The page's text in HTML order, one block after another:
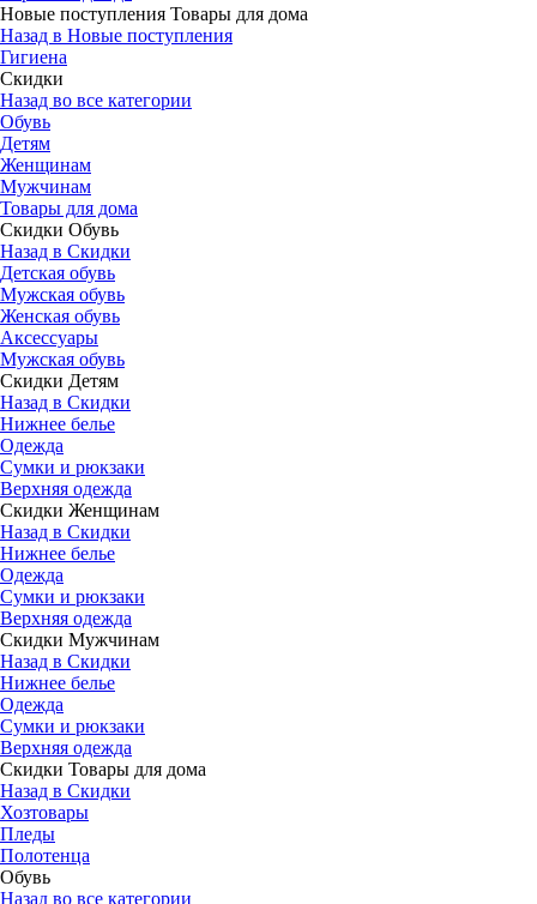
Новые поступления Товары для дома
Назад в Новые поступления
Гигиена
Скидки
Назад во все категории
Обувь
Детям
Женщинам
Мужчинам
Товары для дома
Скидки Обувь
Назад в Скидки
Детская обувь
Мужская обувь
Женская обувь
Аксессуары
Мужская обувь
Скидки Детям
Назад в Скидки
Нижнее белье
Одежда
Сумки и рюкзаки
Верхняя одежда
Скидки Женщинам
Назад в Скидки
Нижнее белье
Одежда
Сумки и рюкзаки
Верхняя одежда
Скидки Мужчинам
Назад в Скидки
Нижнее белье
Одежда
Сумки и рюкзаки
Верхняя одежда
Скидки Товары для дома
Назад в Скидки
Хозтовары
Пледы
Полотенца
Обувь
Назад во все категории